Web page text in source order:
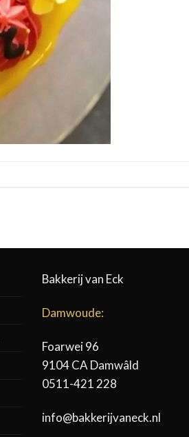
Bakkerij van Eck
Damwoude:
Foarwei 96
9104 CA Damwâld
0511-421 228
info@bakkerijvaneck.nl